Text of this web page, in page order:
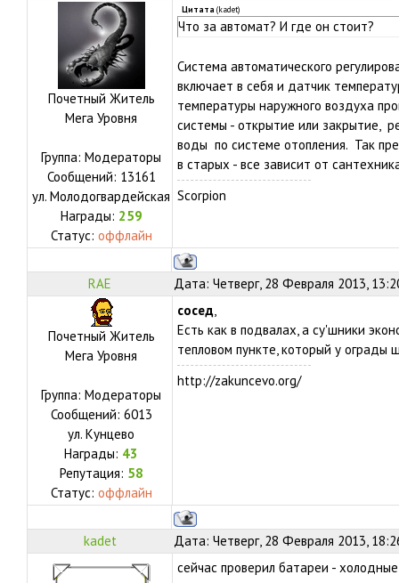
Почетный Житель
Мега Уровня
Группа: Модераторы
Сообщений: 13161
ул. Молодогвардейская
Награды: 259
Статус: оффлайн
Цитата (kadet)
Что за автомат? И где он стоит?
Система автоматического
включает в себя и датчик
температуры наружного воздуха
системы - открытие или закрытие,
воды по системе отопления. Так
в старых - все зависит от
Scorpion
RAE Дата: Четверг, 28 Февраля 2013,
Почетный Житель
Мега Уровня
Группа: Модераторы
Сообщений: 6013
ул. Кунцево
Награды: 43
Репутация: 58
Статус: оффлайн
сосед,
Есть как в подвалах, а су'шники
тепловом пункте, который у ограды
http://zakuncevo.org/
kadet Дата: Четверг, 28 Февраля 2013,
сейчас проверил батареи -